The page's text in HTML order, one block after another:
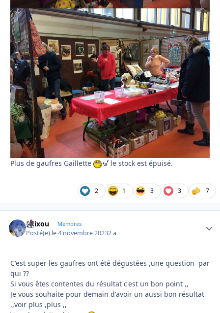
Plus de gaufres Gaillette le stock est épuisé.
2 1 3 3 7
felixou Membres
Posté(e) le 4 novembre 20232 a
C'est super les gaufres ont été dégustées ,une question par
qui ??
Si vous êtes contentes du résultat c'est un bon point ,,
Je vous souhaite pour demain d'avoir un aussi bon résultat
,,voir plus ,plus ,,